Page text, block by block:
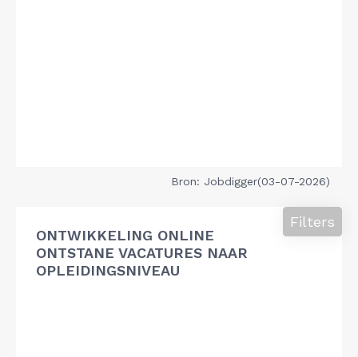
Bron: Jobdigger(03-07-2026)
ONTWIKKELING ONLINE
ONTSTANE VACATURES NAAR
OPLEIDINGSNIVEAU
Filters